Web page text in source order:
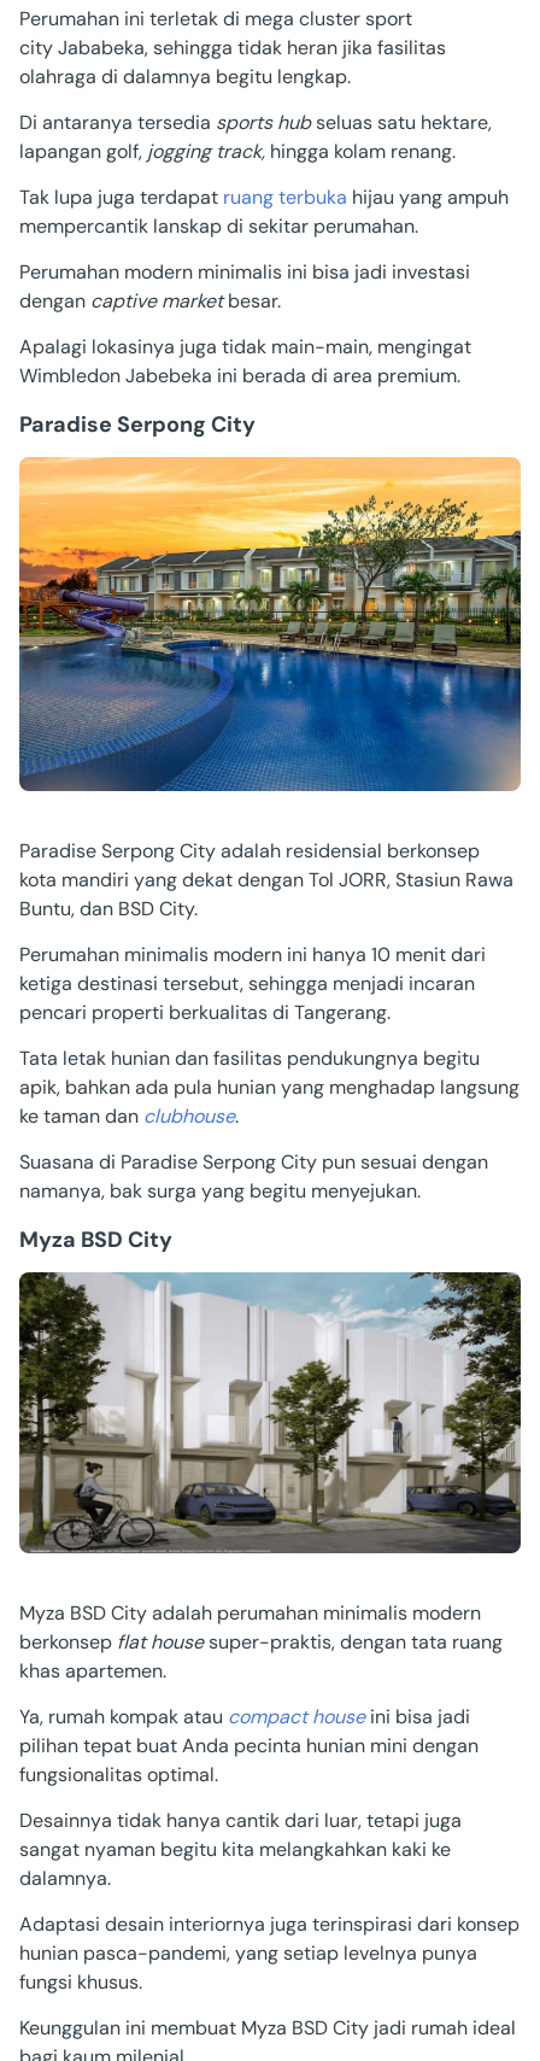
Perumahan ini terletak di mega cluster sport
cityJababeka, sehingga tidak heran jika fasilitas
olahraga di dalamnya begitu lengkap.
Di antaranya tersedia sports hubseluas satu hektare,
lapangan golf, jogging track, hingga kolam renang.
Tak lupa juga terdapat ruang terbuka hijau yang ampuh
mempercantik lanskap di sekitar perumahan.
Perumahan modern minimalis ini bisa jadi investasi
dengan captive marketbesar.
Apalagi lokasinya juga tidak main-main, mengingat
Wimbledon Jabebeka ini berada di area premium.
Paradise Serpong City
Paradise Serpong City adalah residensial berkonsep
kota mandiri yang dekat dengan Tol JORR, Stasiun Rawa
Buntu, dan BSD City.
Perumahan minimalis modern ini hanya 10 menit dari
ketiga destinasi tersebut, sehingga menjadi incaran
pencari properti berkualitas di Tangerang.
Tata letak hunian dan fasilitas pendukungnya begitu
apik, bahkan ada pula hunian yang menghadap langsung
ke taman dan clubhouse.
Suasana di Paradise Serpong City pun sesuai dengan
namanya, bak surga yang begitu menyejukan.
Myza BSD City
Myza BSD City adalah perumahan minimalis modern
berkonsep flat housesuper-praktis, dengan tata ruang
khas apartemen.
Ya, rumah kompak atau compact houseini bisa jadi
pilihan tepat buat Anda pecinta hunian mini dengan
fungsionalitas optimal.
Desainnya tidak hanya cantik dari luar, tetapi juga
sangat nyaman begitu kita melangkahkan kaki ke
dalamnya.
Adaptasi desain interiornya juga terinspirasi dari konsep
hunian pasca-pandemi, yang setiap levelnya punya
fungsi khusus.
Keunggulan ini membuat Myza BSD City jadi rumah ideal